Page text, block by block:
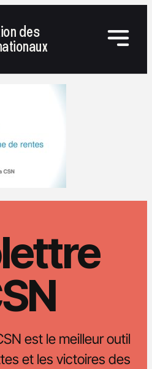
des
est le meilleur outil
et les victoires des